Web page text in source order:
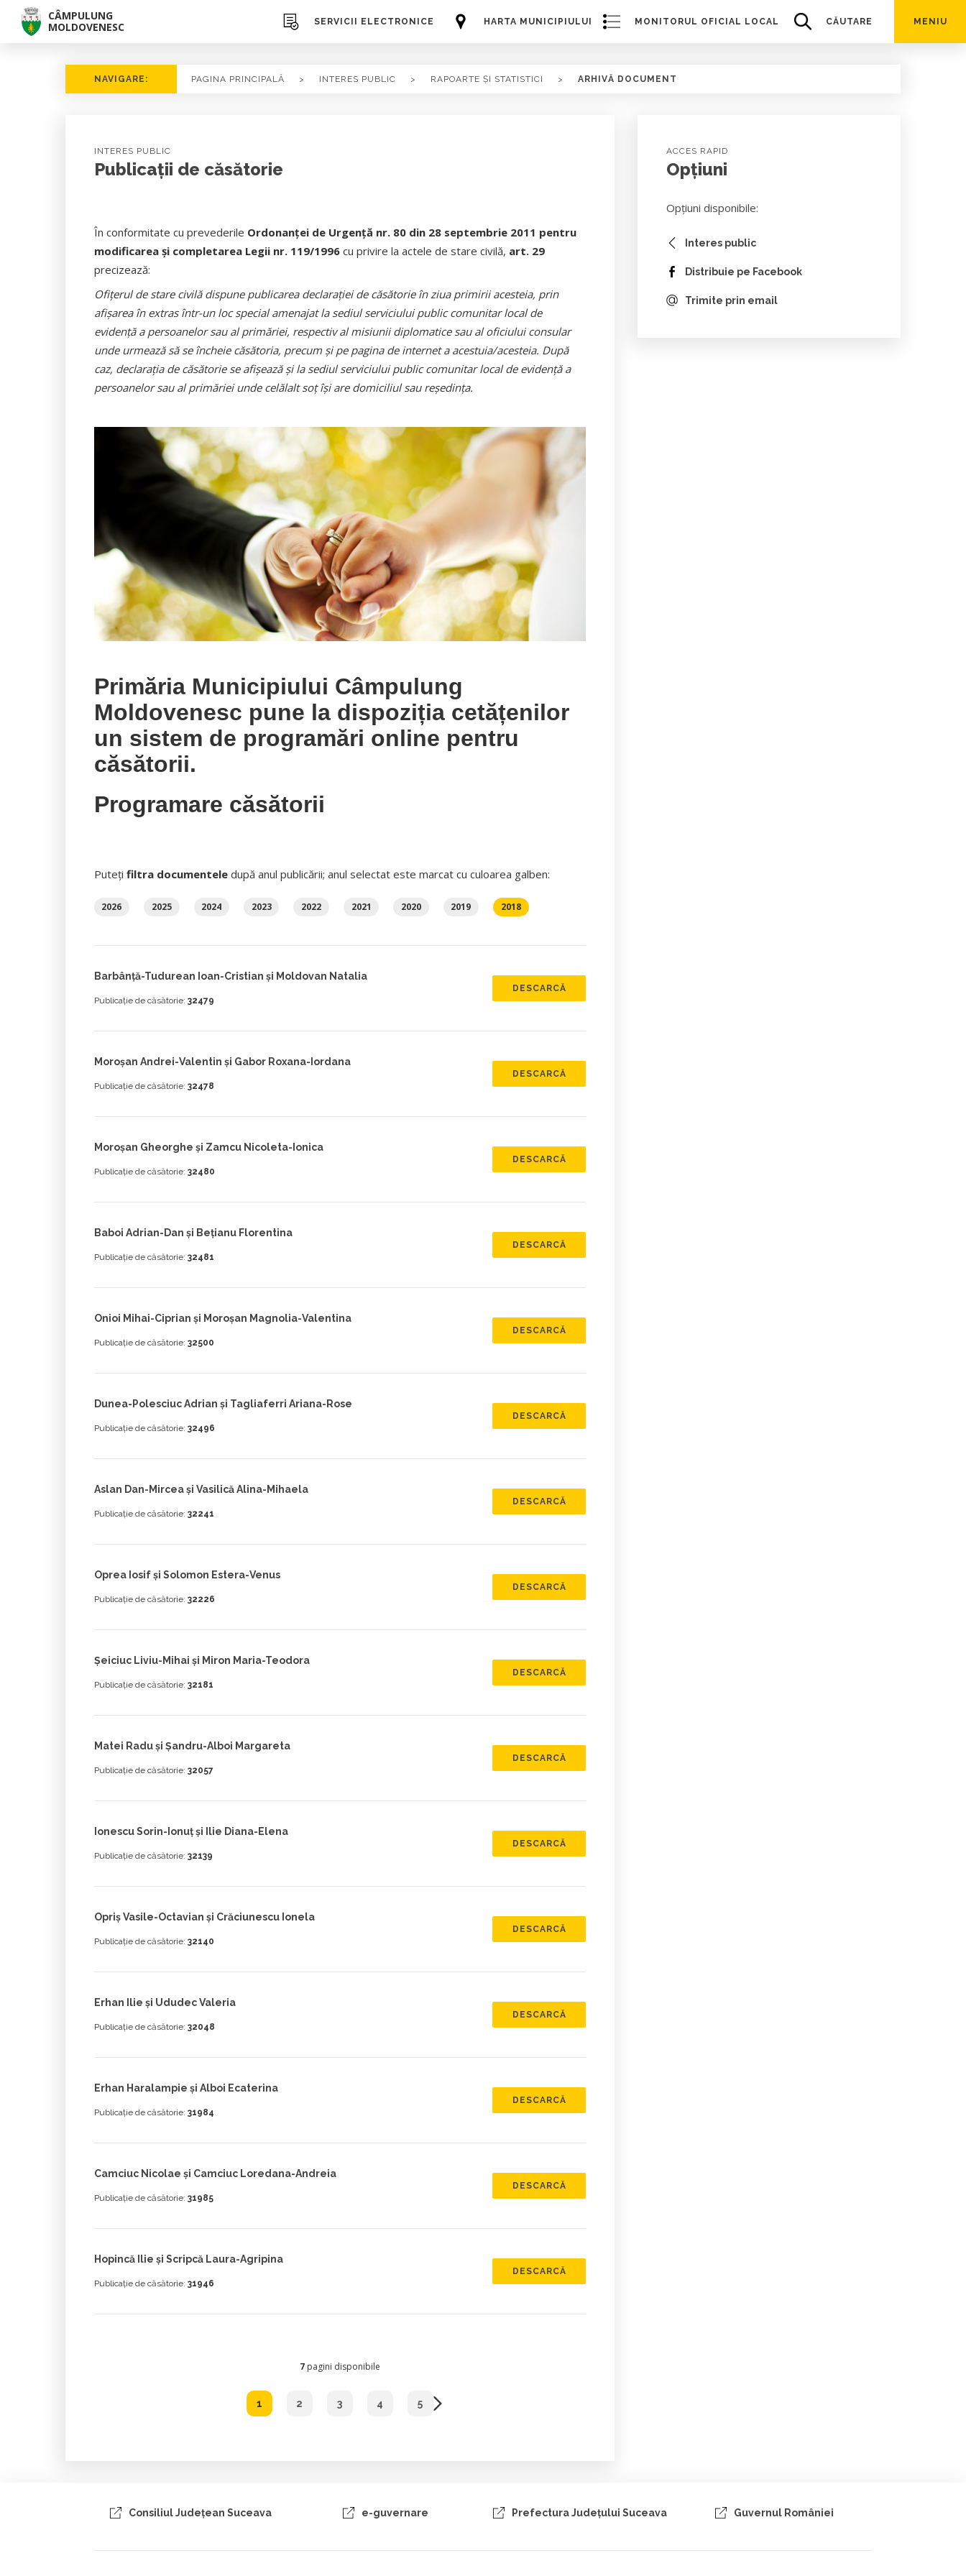
CÂMPULUNG
MOLDOVENESC
HARTA MUNICIPIULUI
SERVICII ELECTRONICE MONITORUL OFICIAL LOCAL CĂUTARE MENIU
NAVIGARE: PAGINA PRINCIPALĂ > INTERES PUBLIC > RAPOARTE ȘI STATISTICI > ARHIVĂ DOCUMENT
INTERES PUBLIC
Publicații de căsătorie
În conformitate cu prevederile Ordonanţei de Urgenţă nr. 80 din 28 septembrie 2011 pentru
modificarea şi completarea Legii nr. 119/1996cu privire la actele de stare civilă, art. 29
precizează:
Ofiţerul de stare civilă dispune publicarea declaraţiei de căsătorie în ziua primirii acesteia, prin
afişarea în extras într-un loc special amenajat la sediul serviciului public comunitar local de
evidenţă a persoanelor sau al primăriei, respectiv al misiunii diplomatice sau al oficiului consular
unde urmează să se încheie căsătoria, precum şi pe pagina de internet a acestuia/acesteia. După
caz, declaraţia de căsătorie se afişează şi la sediul serviciului public comunitar local de evidenţă a
persoanelor sau al primăriei unde celălalt soţ îşi are domiciliul sau reşedinţa.
Primăria Municipiului Câmpulung
Moldovenesc pune la dispoziția cetățenilor
un sistem de programări online pentru
căsătorii.
Programare căsătorii
Puteți filtra documenteledupă anul publicării; anul selectat este marcat cu culoarea galben:
2026 2025 2024 2023 2022 2021 2020 2019 2018
Barbânță-Tudurean Ioan-Cristian și Moldovan Natalia
Publicație de căsătorie: 32479
DESCARCĂ
Moroșan Andrei-Valentin și Gabor Roxana-Iordana
Publicație de căsătorie: 32478
DESCARCĂ
Moroșan Gheorghe și Zamcu Nicoleta-Ionica
Publicație de căsătorie: 32480
DESCARCĂ
Baboi Adrian-Dan și Bețianu Florentina
Publicație de căsătorie: 32481
DESCARCĂ
Onioi Mihai-Ciprian și Moroșan Magnolia-Valentina
Publicație de căsătorie: 32500
DESCARCĂ
Dunea-Polesciuc Adrian și Tagliaferri Ariana-Rose
Publicație de căsătorie: 32496
DESCARCĂ
Aslan Dan-Mircea și Vasilică Alina-Mihaela
Publicație de căsătorie: 32241
DESCARCĂ
Oprea Iosif și Solomon Estera-Venus
Publicație de căsătorie: 32226
DESCARCĂ
Șeiciuc Liviu-Mihai și Miron Maria-Teodora
Publicație de căsătorie: 32181
DESCARCĂ
Matei Radu și Șandru-Alboi Margareta
Publicație de căsătorie: 32057
DESCARCĂ
Ionescu Sorin-Ionuț și Ilie Diana-Elena
Publicație de căsătorie: 32139
DESCARCĂ
Opriș Vasile-Octavian și Crăciunescu Ionela
Publicație de căsătorie: 32140
DESCARCĂ
Erhan Ilie și Ududec Valeria
Publicație de căsătorie: 32048
DESCARCĂ
Erhan Haralampie și Alboi Ecaterina
Publicație de căsătorie: 31984
DESCARCĂ
Camciuc Nicolae și Camciuc Loredana-Andreia
Publicație de căsătorie: 31985
DESCARCĂ
Hopincă Ilie și Scripcă Laura-Agripina
Publicație de căsătorie: 31946
DESCARCĂ
7pagini disponibile
1 2 3 4 5
ACCES RAPID
Opțiuni
Opțiuni disponibile:
Interes public
Distribuie pe Facebook
Trimite prin email
Consiliul Judeţean Suceava e-guvernare Prefectura Judeţului Suceava Guvernul României